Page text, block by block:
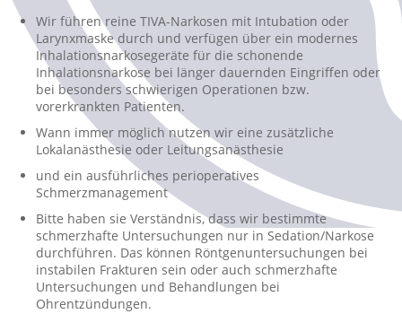
Wir führen reine TIVA-Narkosen mit Intubation oder
Larynxmaske durch und verfügen über ein modernes
Inhalationsnarkosegeräte für die schonende
Inhalationsnarkose bei länger dauernden Eingriffen oder
bei besonders schwierigen Operationen bzw.
vorerkrankten Patienten.
Wann immer möglich nutzen wir eine zusätzliche
Lokalanästhesie oder Leitungsanästhesie
und ein ausführliches perioperatives
Schmerzmanagement
Bitte haben sie Verständnis, dass wir bestimmte
schmerzhafte Untersuchungen nur in Sedation/Narkose
durchführen. Das können Röntgenuntersuchungen bei
instabilen Frakturen sein oder auch schmerzhafte
Untersuchungen und Behandlungen bei
Ohrentzündungen.